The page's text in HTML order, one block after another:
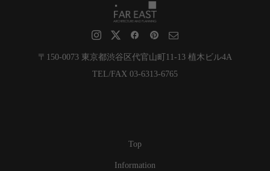
〒150-0073 東京都渋谷区代官山町11-13 植木ビル4A
TEL/FAX 03-6313-6765
Top
Information